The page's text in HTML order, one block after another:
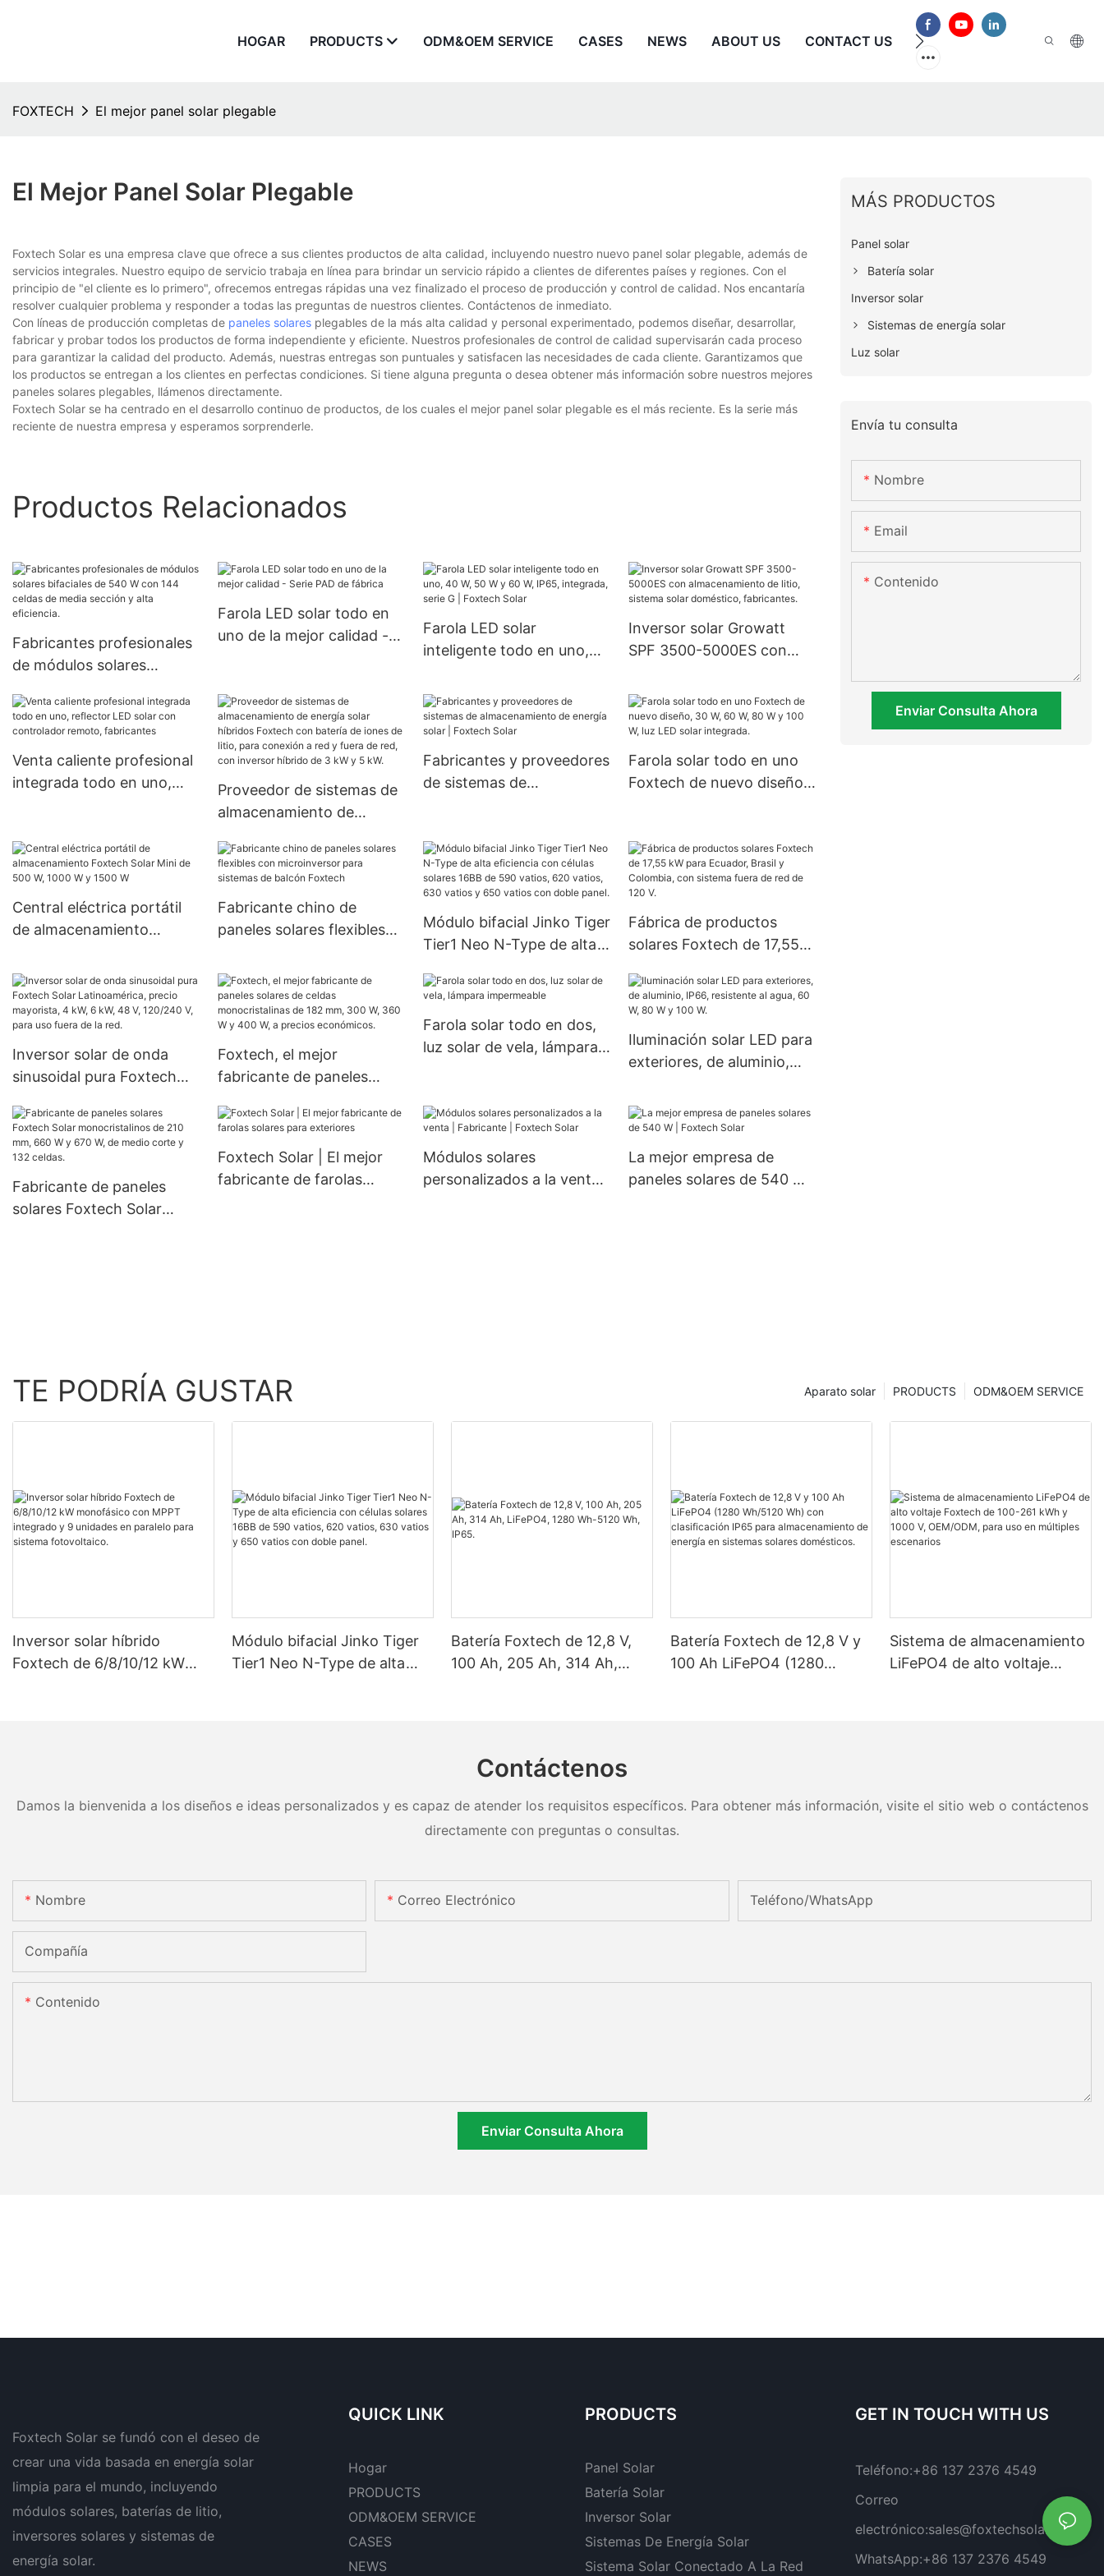
HOGAR PRODUCTS ODM&OEM SERVICE CASES NEWS ABOUT US CONTACT US PREGUNTAS FRECUENTES
FOXTECH El mejor panel solar plegable
El Mejor Panel Solar Plegable
Foxtech Solar es una empresa clave que ofrece a sus clientes productos de alta calidad, incluyendo nuestro nuevo panel solar plegable, además de
servicios integrales. Nuestro equipo de servicio trabaja en línea para brindar un servicio rápido a clientes de diferentes países y regiones. Con el
principio de "el cliente es lo primero", ofrecemos entregas rápidas una vez finalizado el proceso de producción y control de calidad. Nos encantaría
resolver cualquier problema y responder a todas las preguntas de nuestros clientes. Contáctenos de inmediato.
Con líneas de producción completas de paneles solares plegables de la más alta calidad y personal experimentado, podemos diseñar, desarrollar,
fabricar y probar todos los productos de forma independiente y eficiente. Nuestros profesionales de control de calidad supervisarán cada proceso
para garantizar la calidad del producto. Además, nuestras entregas son puntuales y satisfacen las necesidades de cada cliente. Garantizamos que
los productos se entregan a los clientes en perfectas condiciones. Si tiene alguna pregunta o desea obtener más información sobre nuestros mejores
paneles solares plegables, llámenos directamente.
Foxtech Solar se ha centrado en el desarrollo continuo de productos, de los cuales el mejor panel solar plegable es el más reciente. Es la serie más
reciente de nuestra empresa y esperamos sorprenderle.
Productos Relacionados
Fabricantes profesionales
de módulos solares
144 celdas de media
sección y alta eficiencia.
Farola LED solar todo en
uno de la mejor calidad -
Farola LED solar
inteligente todo en uno,
integrada, serie G |
Foxtech Solar
Inversor solar Growatt
SPF 3500-5000ES con
sistema solar doméstico,
fabricantes.
Venta caliente profesional
integrada todo en uno,
fabricantes
Proveedor de sistemas de
almacenamiento de
Foxtech con batería de
iones de litio, para
conexión a red y fuera de
red, con inversor híbrido
Fabricantes y proveedores
de sistemas de
Solar
Farola solar todo en uno
Foxtech de nuevo diseño,
Central eléctrica portátil
de almacenamiento
W, 1000 W y 1500 W
Fabricante chino de
paneles solares flexibles
sistemas de balcón
Foxtech
Módulo bifacial Jinko Tiger
Tier1 Neo N-Type de alta
solares 16BB de 590
vatios y 650 vatios con
doble panel.
Fábrica de productos
solares Foxtech de 17,55
Colombia, con sistema
fuera de red de 120 V.
Inversor solar de onda
sinusoidal pura Foxtech
precio mayorista, 4 kW, 6
kW, 48 V, 120/240 V, para
uso fuera de la red.
Foxtech, el mejor
fabricante de paneles
monocristalinas de 182
W, a precios económicos.
Farola solar todo en dos,
luz solar de vela, lámpara
Iluminación solar LED para
exteriores, de aluminio,
W, 80 W y 100 W.
Fabricante de paneles
solares Foxtech Solar
Foxtech Solar | El mejor
fabricante de farolas
Módulos solares
personalizados a la venta |
La mejor empresa de
paneles solares de 540 W |
MÁS PRODUCTOS
Panel solar
Batería solar
Inversor solar
Sistemas de energía solar
Luz solar
Envía tu consulta
Nombre
Email
Contenido
Enviar Consulta Ahora
TE PODRÍA GUSTAR ODM&OEM SERVICE
PRODUCTS
Aparato solar
Inversor solar híbrido
Foxtech de 6/8/10/12 kW
Módulo bifacial Jinko Tiger
Tier1 Neo N-Type de alta
Batería Foxtech de 12,8 V,
100 Ah, 205 Ah, 314 Ah,
Batería Foxtech de 12,8 V y
100 Ah LiFePO4 (1280
Sistema de almacenamiento
LiFePO4 de alto voltaje
Contáctenos
Damos la bienvenida a los diseños e ideas personalizados y es capaz de atender los requisitos específicos. Para obtener más información, visite el sitio web o contáctenos
directamente con preguntas o consultas.
Nombre Correo Electrónico Teléfono/WhatsApp
Compañía
Contenido
Enviar Consulta Ahora
Foxtech Solar se fundó con el deseo de
crear una vida basada en energía solar
limpia para el mundo, incluyendo
módulos solares, baterías de litio,
inversores solares y sistemas de
energía solar.
QUICK LINK
Hogar
PRODUCTS
ODM&OEM SERVICE
CASES
NEWS
PRODUCTS
Panel Solar
Batería Solar
Inversor Solar
Sistemas De Energía Solar
Sistema Solar Conectado A La Red
GET IN TOUCH WITH US
Teléfono:+86 137 2376 4549
Correo
electrónico:sales@foxtechsolar.com
WhatsApp:+86 137 2376 4549